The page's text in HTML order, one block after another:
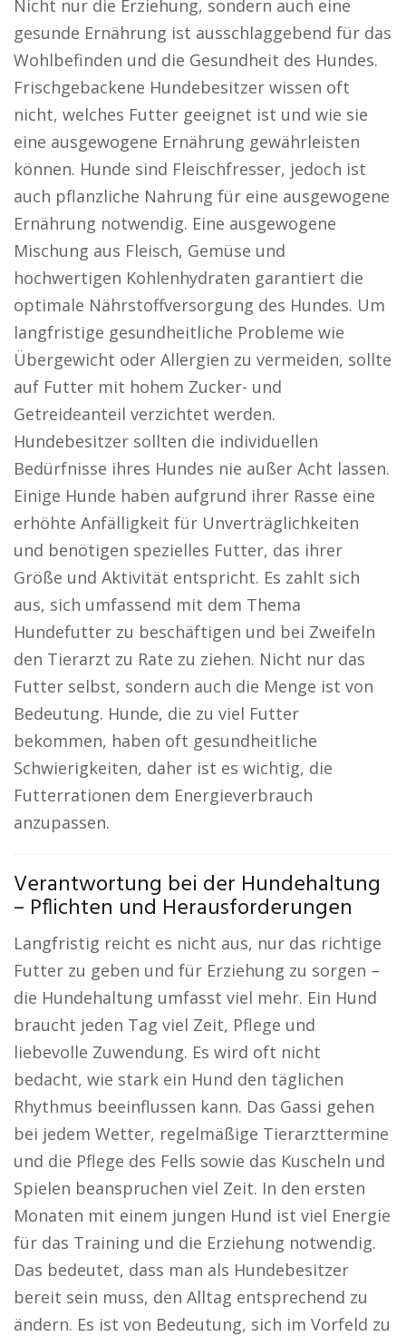
Nicht nur die Erziehung, sondern auch eine
gesunde Ernährung ist ausschlaggebend für das
Wohlbefinden und die Gesundheit des Hundes.
Frischgebackene Hundebesitzer wissen oft
nicht, welches Futter geeignet ist und wie sie
eine ausgewogene Ernährung gewährleisten
können. Hunde sind Fleischfresser, jedoch ist
auch pflanzliche Nahrung für eine ausgewogene
Ernährung notwendig. Eine ausgewogene
Mischung aus Fleisch, Gemüse und
hochwertigen Kohlenhydraten garantiert die
optimale Nährstoffversorgung des Hundes. Um
langfristige gesundheitliche Probleme wie
Übergewicht oder Allergien zu vermeiden, sollte
auf Futter mit hohem Zucker- und
Getreideanteil verzichtet werden.
Hundebesitzer sollten die individuellen
Bedürfnisse ihres Hundes nie außer Acht lassen.
Einige Hunde haben aufgrund ihrer Rasse eine
erhöhte Anfälligkeit für Unverträglichkeiten
und benötigen spezielles Futter, das ihrer
Größe und Aktivität entspricht. Es zahlt sich
aus, sich umfassend mit dem Thema
Hundefutter zu beschäftigen und bei Zweifeln
den Tierarzt zu Rate zu ziehen. Nicht nur das
Futter selbst, sondern auch die Menge ist von
Bedeutung. Hunde, die zu viel Futter
bekommen, haben oft gesundheitliche
Schwierigkeiten, daher ist es wichtig, die
Futterrationen dem Energieverbrauch
anzupassen.
Verantwortung bei der Hundehaltung
– Pflichten und Herausforderungen
Langfristig reicht es nicht aus, nur das richtige
Futter zu geben und für Erziehung zu sorgen –
die Hundehaltung umfasst viel mehr. Ein Hund
braucht jeden Tag viel Zeit, Pflege und
liebevolle Zuwendung. Es wird oft nicht
bedacht, wie stark ein Hund den täglichen
Rhythmus beeinflussen kann. Das Gassi gehen
bei jedem Wetter, regelmäßige Tierarzttermine
und die Pflege des Fells sowie das Kuscheln und
Spielen beanspruchen viel Zeit. In den ersten
Monaten mit einem jungen Hund ist viel Energie
für das Training und die Erziehung notwendig.
Das bedeutet, dass man als Hundebesitzer
bereit sein muss, den Alltag entsprechend zu
ändern. Es ist von Bedeutung, sich im Vorfeld zu